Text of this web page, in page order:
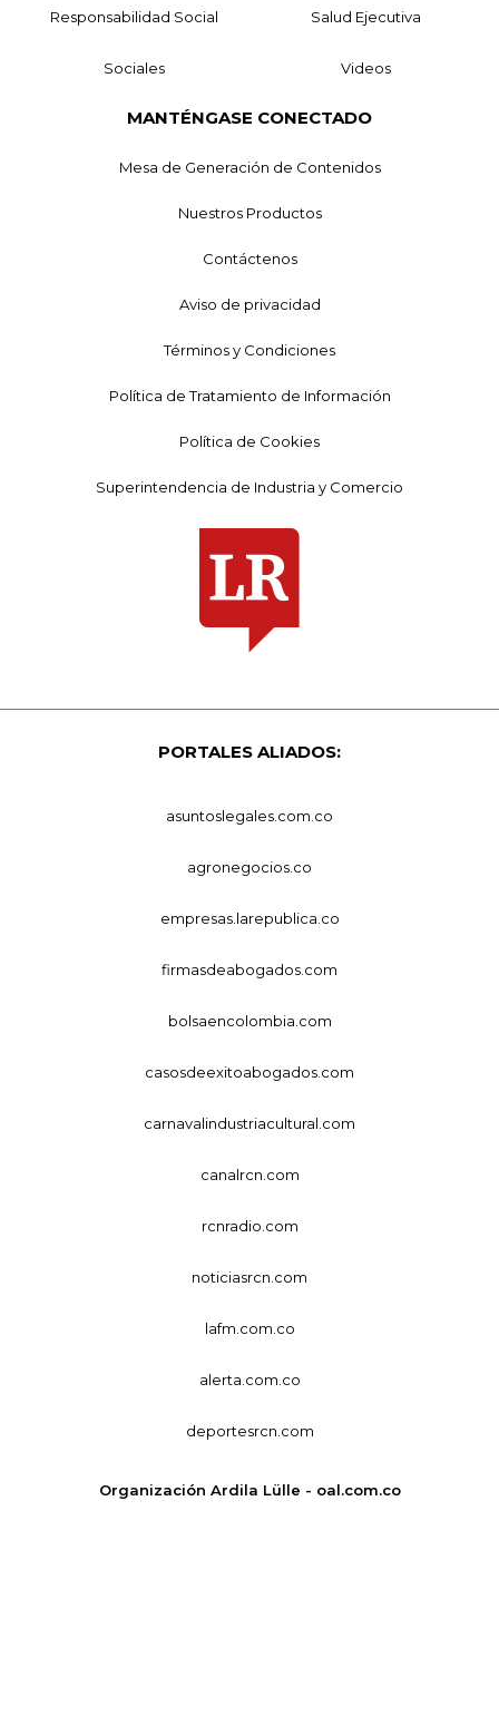
Responsabilidad Social Salud Ejecutiva
Sociales Videos
MANTÉNGASE CONECTADO
Mesa de Generación de Contenidos
Nuestros Productos
Contáctenos
Aviso de privacidad
Términos y Condiciones
Política de Tratamiento de Información
Política de Cookies
Superintendencia de Industria y Comercio
PORTALES ALIADOS:
asuntoslegales.com.co
agronegocios.co
empresas.larepublica.co
firmasdeabogados.com
bolsaencolombia.com
casosdeexitoabogados.com
carnavalindustriacultural.com
canalrcn.com
rcnradio.com
noticiasrcn.com
lafm.com.co
alerta.com.co
deportesrcn.com
Organización Ardila Lülle - oal.com.co